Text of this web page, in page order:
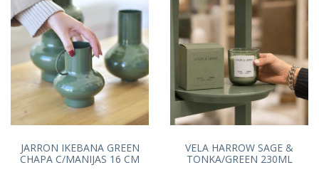
JARRON IKEBANA GREEN
CHAPA C/MANIJAS 16 CM
VELA HARROW SAGE &
TONKA/GREEN 230ML